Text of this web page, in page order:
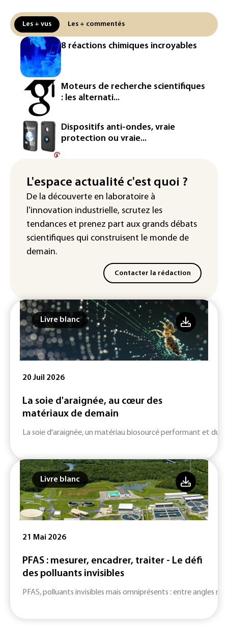
attendue en Europe
L'Autriche bat son record absolu de
chaleur pour le deuxième jour d'affilée
Inde : Meta sommé de s'excuser après
le retrait d'une vidéo de Modi
La défense, voie de diversification pour
un secteur automobile à la peine
France : prison avec sursis et
"bannissement numérique" pour deux
streamers jugés pour des violences et
IA : Mythos 5 d'Anthropic crée de
fausses identités lors d'un test au
Royaume-Uni
Les + vus Les + commentés
8 réactions chimiques incroyables
Moteurs de recherche scientifiques
: les alternati...
Dispositifs anti-ondes, vraie
protection ou vraie...
L'espace actualité c'est quoi ?
De la découverte en laboratoire à
l'innovation industrielle, scrutez les
tendances et prenez part aux grands débats
scientifiques qui construisent le monde de
demain.
Contacter la rédaction
Livre blanc
20 Juil 2026
La soie d'araignée, au cœur des
matériaux de demain
La soie d'araignée, un matériau biosourcé performant et
Livre blanc
21 Mai 2026
PFAS : mesurer, encadrer, traiter - Le défi
des polluants invisibles
PFAS, polluants invisibles mais omniprésents : entre angles